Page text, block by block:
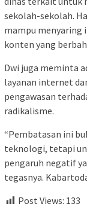
sekolah-sekolah.
mampu menyaring
konten yang
Dwi juga meminta
layanan internet
pengawasan
radikalisme.
“Pembatasan ini
teknologi, tetapi
pengaruh negatif
tegasnya.
Post Views: 133